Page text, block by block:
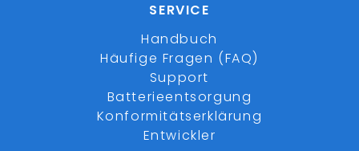
SERVICE
Handbuch
Häufige Fragen (FAQ)
Support
Batterieentsorgung
Konformitätserklärung
Entwickler